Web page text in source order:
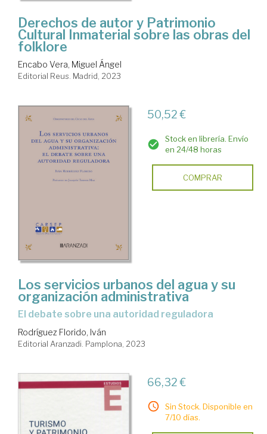
Derechos de autor y Patrimonio
Cultural Inmaterial sobre las obras del
folklore
Encabo Vera, Miguel Ángel
Editorial Reus. Madrid, 2023
50,52 €
Stock en librería. Envío
en 24/48 horas
COMPRAR
Los servicios urbanos del agua y su
organización administrativa
el debate sobre una autoridad reguladora
Rodríguez Florido, Iván
Editorial Aranzadi. Pamplona, 2023
66,32 €
Sin Stock. Disponible en
7/10 días.